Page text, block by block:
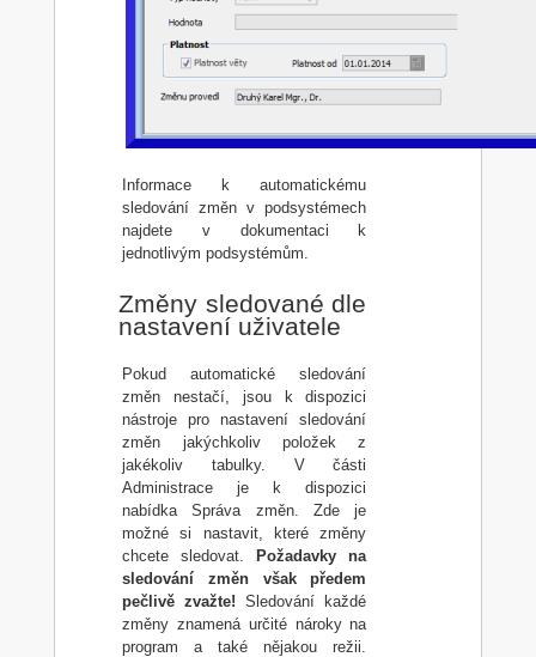
Informace k automatickému
sledování změn v podsystémech
najdete v dokumentaci k
jednotlivým podsystémům.
Změny sledované dle
nastavení uživatele
Pokud automatické sledování
změn nestačí, jsou k dispozici
nástroje pro nastavení sledování
změn jakýchkoliv položek z
jakékoliv tabulky. V části
Administrace je k dispozici
nabídka Správa změn. Zde je
možné si nastavit, které změny
chcete sledovat.
Požadavky na
sledování změn však předem
pečlivě zvažte! Sledování každé
změny znamená určité nároky na
program a také nějakou režii.